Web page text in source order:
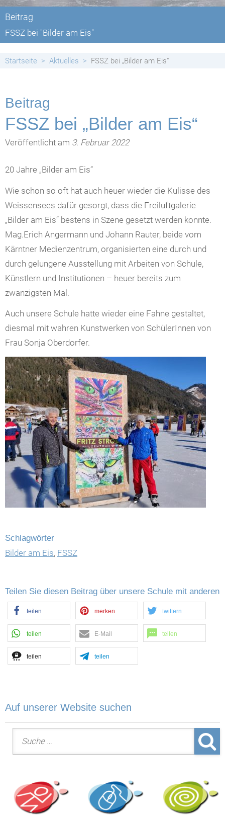
Beitrag
FSSZ bei "Bilder am Eis"
Startseite Aktuelles FSSZ bei „Bilder am Eis“
Beitrag
FSSZ bei „Bilder am Eis“
Veröffentlicht am 3. Februar 2022
20 Jahre „Bilder am Eis“
Wie schon so oft hat auch heuer wieder die Kulisse des
Weissensees dafür gesorgt, dass die Freiluftgalerie
„Bilder am Eis“ bestens in Szene gesetzt werden konnte.
Mag.Erich Angermann und Johann Rauter, beide vom
Kärntner Medienzentrum, organisierten eine durch und
durch gelungene Ausstellung mit Arbeiten von Schule,
Künstlern und Institutionen – heuer bereits zum
zwanzigsten Mal.
Auch unsere Schule hatte wieder eine Fahne gestaltet,
diesmal mit wahren Kunstwerken von SchülerInnen von
Frau Sonja Oberdorfer.
Schlagwörter
Bilder am Eis, FSSZ
Teilen Sie diesen Beitrag über unsere Schule mit anderen
teilen merken twittern
teilen E-Mail teilen
teilen teilen
Auf unserer Website suchen
Suche nach: